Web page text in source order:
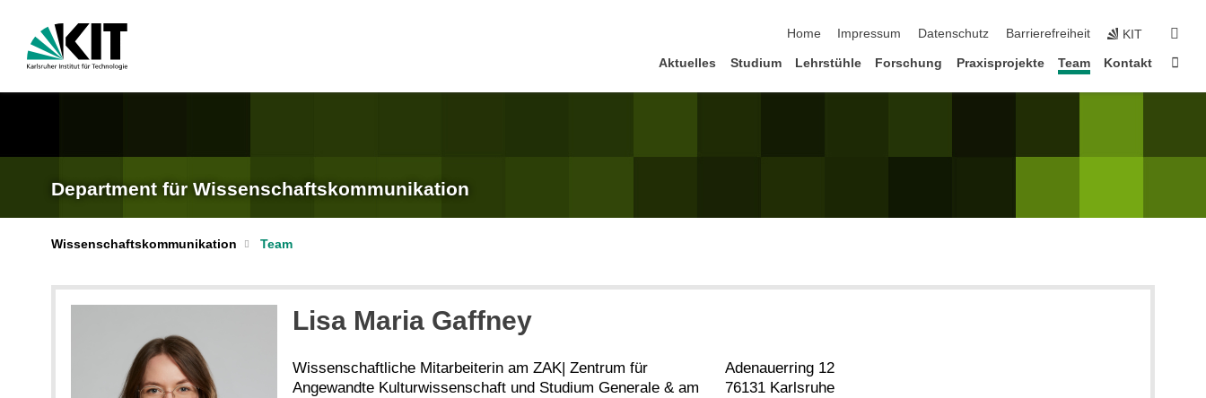
Home
Impressum Datenschutz Barrierefreiheit KIT
Aktuelles Studium Lehrstühle Forschung Praxisprojekte Team Kontakt
Department für Wissenschafts­kommunikation
Wissenschaftskommunikation Team
Lisa Maria Gaffney
Wissenschaftliche Mitarbeiterin am ZAK| Zentrum für
Angewandte Kulturwissenschaft und Studium Generale & am
Adenauerring 12
76131 Karlsruhe